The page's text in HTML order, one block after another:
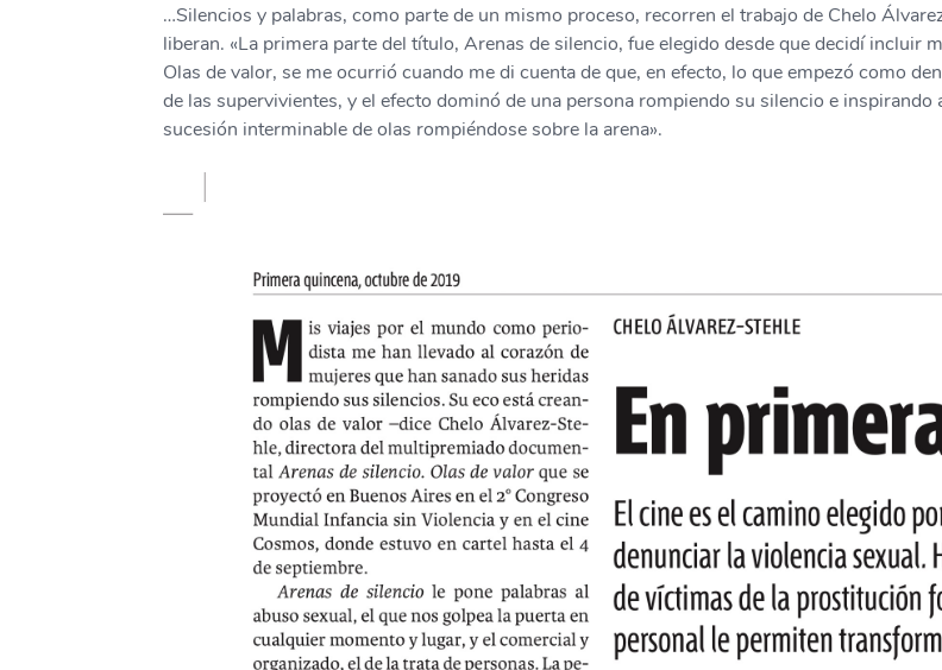
…Silencios y palabras, como parte de un mismo proceso, recorren el trabajo de Chelo
liberan. «La primera parte del título, Arenas de silencio, fue elegido desde que decidí incluir
Olas de valor, se me ocurrió cuando me di cuenta de que, en efecto, lo que empezó como
de las supervivientes, y el efecto dominó de una persona rompiendo su silencio e
sucesión interminable de olas rompiéndose sobre la arena».